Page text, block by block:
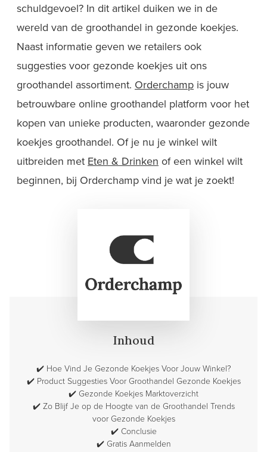
schuldgevoel? In dit artikel duiken we in de
wereld van de groothandel in gezonde koekjes.
Naast informatie geven we retailers ook
suggesties voor gezonde koekjes uit ons
groothandel assortiment. Orderchamp is jouw
betrouwbare online groothandel platform voor het
kopen van unieke producten, waaronder gezonde
koekjes groothandel. Of je nu je winkel wilt
uitbreiden met Eten & Drinken of een winkel wilt
beginnen, bij Orderchamp vind je wat je zoekt!
Inhoud
✔️ Hoe Vind Je Gezonde Koekjes Voor Jouw Winkel?
✔️ Product Suggesties Voor Groothandel Gezonde Koekjes
✔️ Gezonde Koekjes Marktoverzicht
✔️ Zo Blijf Je op de Hoogte van de Groothandel Trends
voor Gezonde Koekjes
✔️ Conclusie
✔️ Gratis Aanmelden